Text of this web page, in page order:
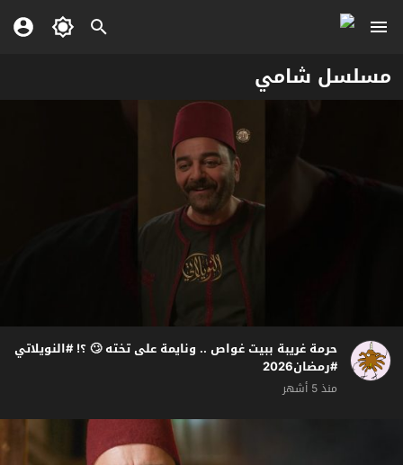
مسلسل شامي
حرمة غريبة ببيت غواص .. ونايمة على تخته 🙄 ؟! #النويلاتي
#رمضان2026
منذ 5 أشهر